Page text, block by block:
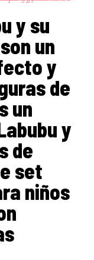
y su
un
y
de
un
y
de
set
niños